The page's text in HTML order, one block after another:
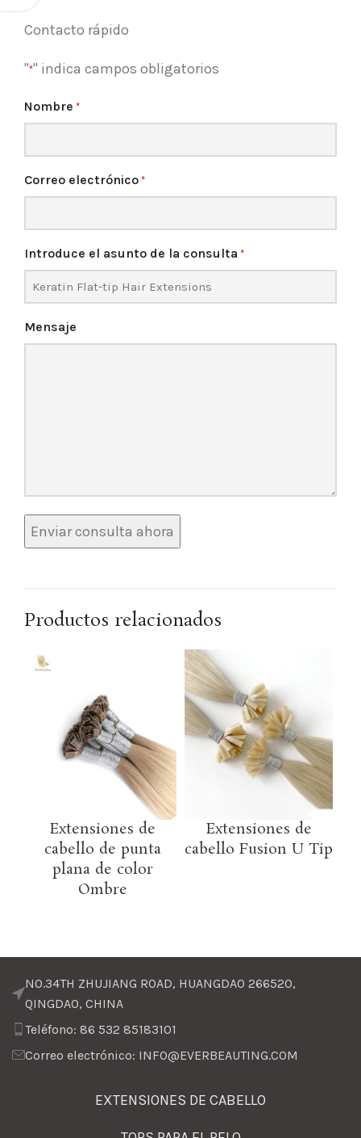
Contacto rápido
"*" indica campos obligatorios
Nombre *
Correo electrónico *
Introduce el asunto de la consulta *
Mensaje
Productos relacionados
Extensiones de
cabello de punta
plana de color
Ombre
Extensiones de
cabello Fusion U Tip
NO.34TH ZHUJIANG ROAD, HUANGDAO 266520,
QINGDAO, CHINA
Teléfono: 86 532 85183101
Correo electrónico: INFO@EVERBEAUTING.COM
EXTENSIONES DE CABELLO